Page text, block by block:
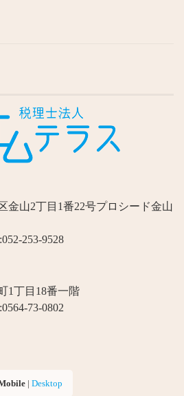
金山2丁目1番22号プロシード金山
253-9528
1丁目18番一階
73-0802
| Desktop